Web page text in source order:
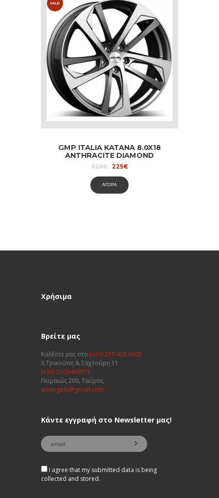
SALE!
GMP ITALIA KATANA 8.0X18
ANTHRACITE DIAMOND
dedicated to Audi and Volvo
325€
Original
was:
325€.
225€Current
is:
225€.
ΑΓΟΡΑ
Χρήσιμα
Βρείτε μας
Καλέστε μας στο (+30) 210 428 6605
Χ.Τρικούπη & Σαχτούρη 11
(+30) 2103460977
Πειραιώς 200, Ταύρος
emm.gelis@gmail.com
Κάντε εγγραφή στο Newsletter μας!
I agree that my submitted data is being
collected and stored.